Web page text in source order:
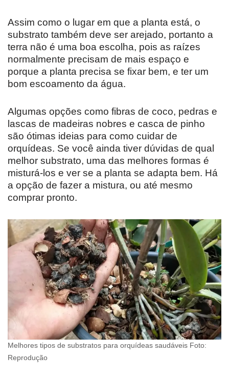
Assim como o lugar em que a planta está, o
substrato também deve ser arejado, portanto a
terra não é uma boa escolha, pois as raízes
normalmente precisam de mais espaço e
porque a planta precisa se fixar bem, e ter um
bom escoamento da água.
Algumas opções como fibras de coco, pedras e
lascas de madeiras nobres e casca de pinho
são ótimas ideias para como cuidar de
orquídeas. Se você ainda tiver dúvidas de qual
melhor substrato, uma das melhores formas é
misturá-los e ver se a planta se adapta bem. Há
a opção de fazer a mistura, ou até mesmo
comprar pronto.
Melhores tipos de substratos para orquídeas saudáveis Foto:
Reprodução